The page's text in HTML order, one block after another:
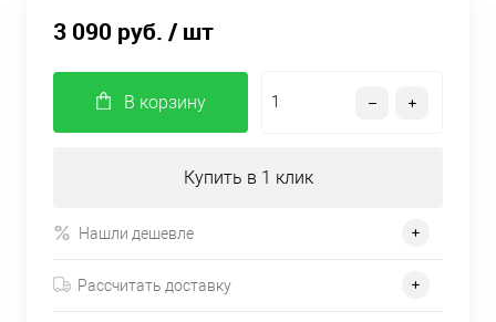
3 090 руб. / шт
В корзину
Купить в 1 клик
Нашли дешевле
Рассчитать доставку